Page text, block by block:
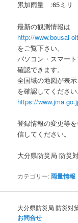
累加雨量 :65ミリ
最新の観測情報は
http://www.bousai-
をご覧下さい。
パソコン・スマー
確認できます。
全国域の地図が表
を確認してください
https://
登録情報の変更等
信してください。
大分県防災局 防災
カテゴリー:雨量情報
大分県防災局 防災対
お問合せ